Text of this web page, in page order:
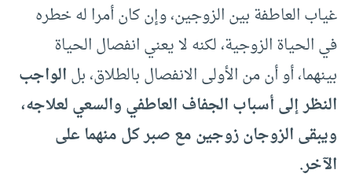
غياب العاطفة بين الزوجين، وإن كان أمرا له خطره
في الحياة الزوجية، لكنه لا يعني انفصال الحياة
بينهما، أو أن من الأولى الانفصال بالطلاق، بلالواجب
النظر إلى أسباب الجفاف العاطفي والسعي لعلاجه،
ويبقى الزوجان زوجين مع صبر كل منهما على
الآخر.